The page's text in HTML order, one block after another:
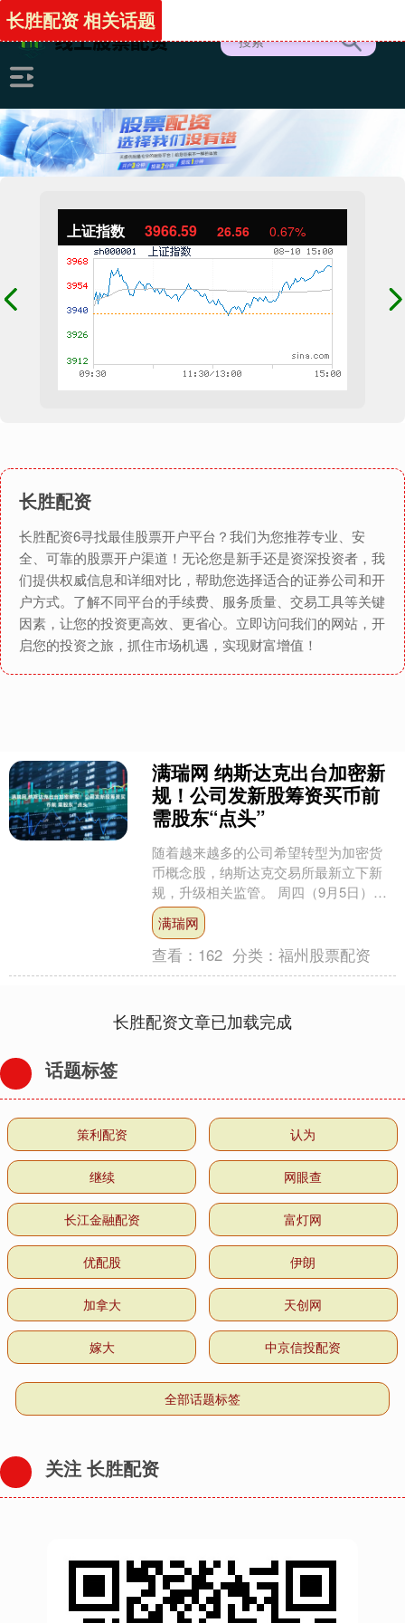
上证指数 3966.59 26.56 0.67%
长胜配资
长胜配资6寻找最佳股票开户平台？我们为您推荐专业、安
全、可靠的股票开户渠道！无论您是新手还是资深投资者，我
们提供权威信息和详细对比，帮助您选择适合的证券公司和开
户方式。了解不同平台的手续费、服务质量、交易工具等关键
因素，让您的投资更高效、更省心。立即访问我们的网站，开
启您的投资之旅，抓住市场机遇，实现财富增值！
长胜配资 相关话题
满瑞网 纳斯达克出台加密新
规！公司发新股筹资买币前
需股东“点头”
随着越来越多的公司希望转型为加密货
币概念股，纳斯达克交易所最新立下新
规，升级相关监管。 周四（9月5日）有
报道指出，纳斯达克要求一些计划发行
新股的公司必须先获得....
满瑞网
查看： 162 分类：福州股票配资
长胜配资文章已加载完成
话题标签
策利配资 认为
继续 网眼查
长江金融配资 富灯网
优配股 伊朗
加拿大 天创网
嫁大 中京信投配资
全部话题标签
关注 长胜配资